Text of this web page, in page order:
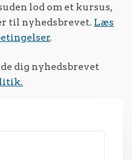
lod om et kursus,
til nyhedsbrevet. Læs
.
dig nyhedsbrevet